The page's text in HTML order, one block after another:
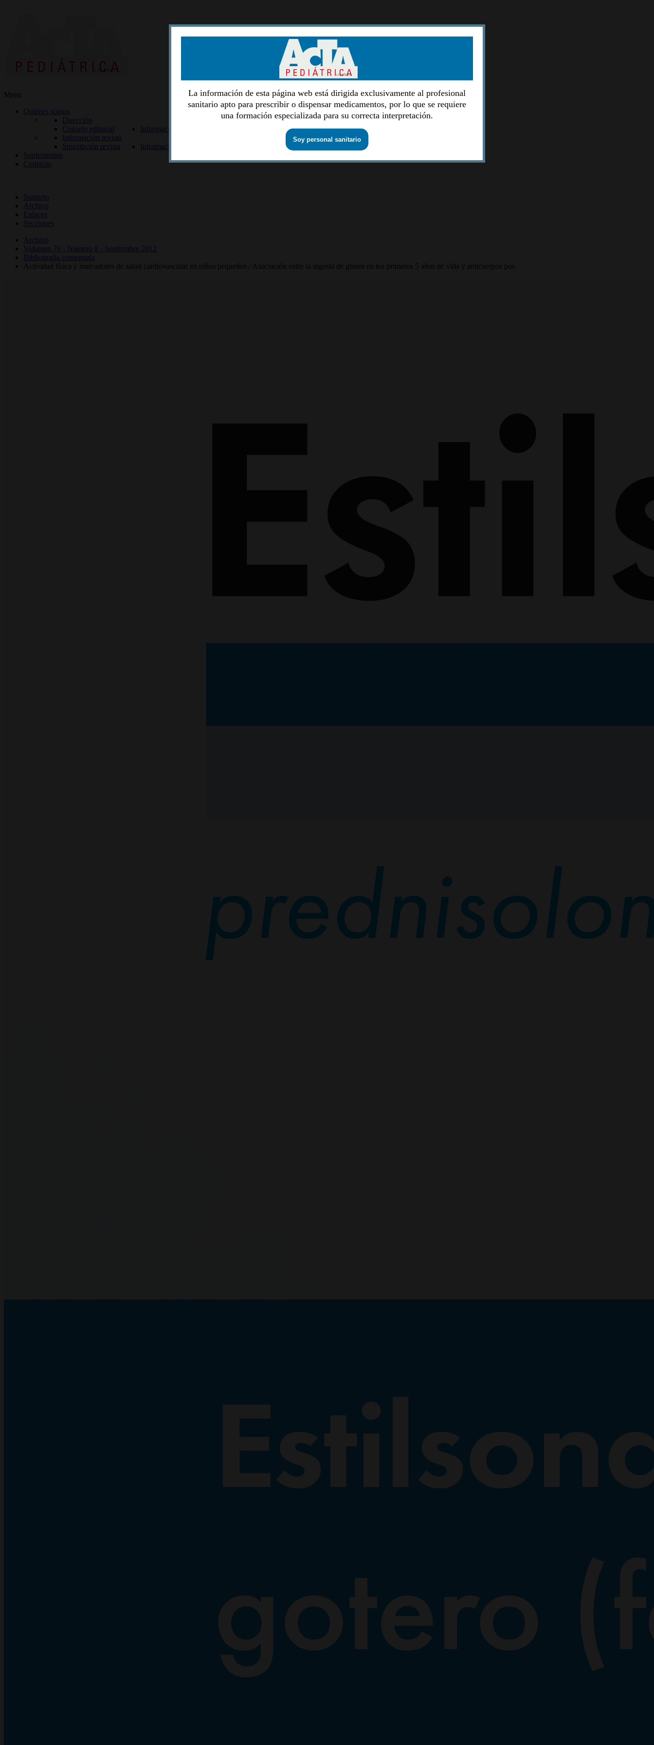
Menu
Quiénes somos
Dirección
Consejo editorial
Información lectores
Información revista
Suscripción revista
Información autores
Suplementos
Contacto
Sumario
Archivo
Enlaces
Secciones
Archivo
Volumen 70 - Número 8 - Septiembre 2012
Bibliografía comentada
Actividad física y marcadores de salud cardiovascular en niños pequeños / Asociación entre la ingesta de gluten en los primeros 5 años de vida y anticuerpos pos
La información de esta página web está dirigida exclusivamente al profesional
sanitario apto para prescribir o dispensar medicamentos, por lo que se requiere
una formación especializada para su correcta interpretación.
Soy personal sanitario